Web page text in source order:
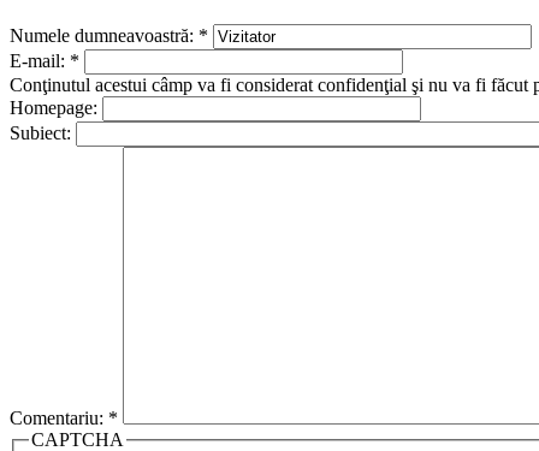
Numele dumneavoastră: *
E-mail: *
Conţinutul acestui câmp va fi considerat confidenţial şi nu va fi făcut
Homepage:
Subiect:
Comentariu: *
CAPTCHA